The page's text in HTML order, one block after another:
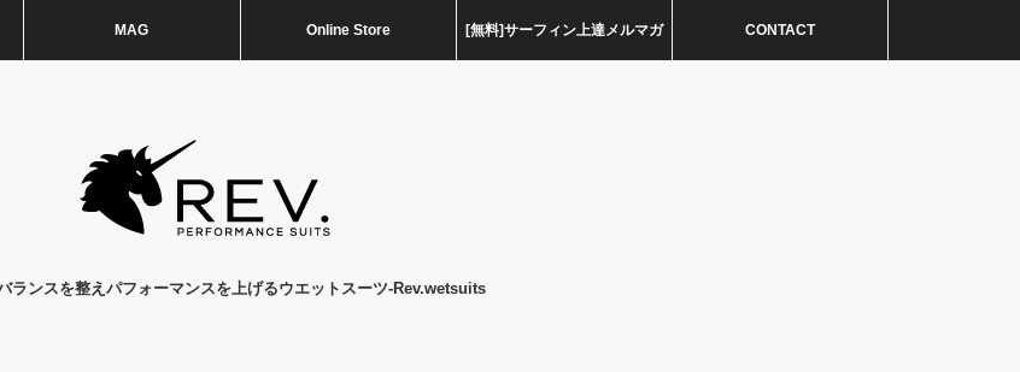
MAG Online Store [無料]サーフィン上達メルマガ CONTACT
ランスを整えパフォーマンスを上げるウエットスーツ-Rev.wetsuits